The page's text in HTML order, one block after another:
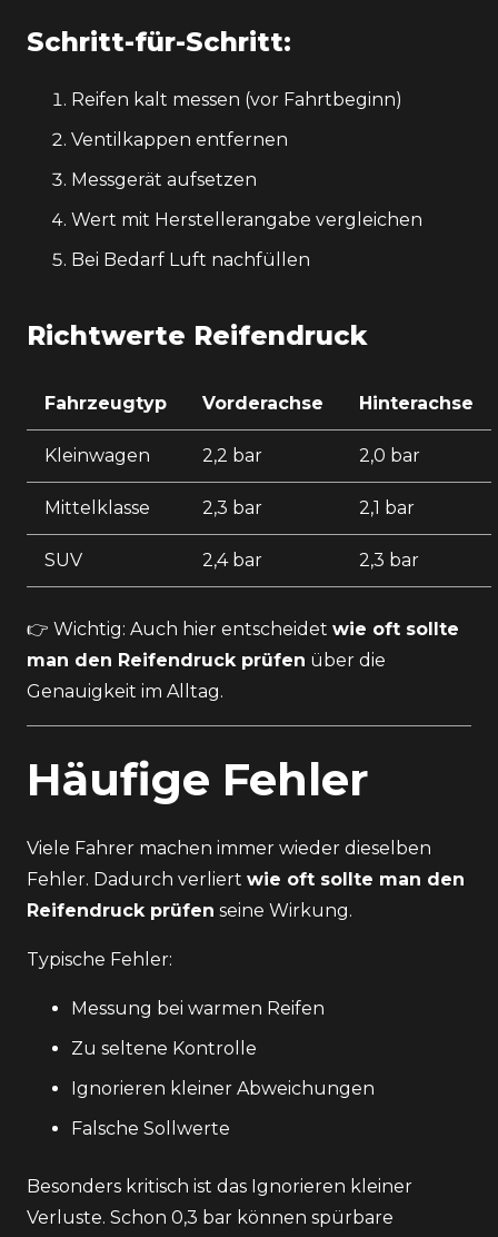
Schritt-für-Schritt:
Reifen kalt messen (vor Fahrtbeginn)
Ventilkappen entfernen
Messgerät aufsetzen
Wert mit Herstellerangabe vergleichen
Bei Bedarf Luft nachfüllen
Richtwerte Reifendruck
Fahrzeugtyp Vorderachse Hinterachse
Kleinwagen 2,2 bar 2,0 bar
Mittelklasse 2,3 bar 2,1 bar
SUV 2,4 bar 2,3 bar
👉 Wichtig: Auch hier entscheidet wie oft sollte
man den Reifendruck prüfen über die
Genauigkeit im Alltag.
Häufige Fehler
Viele Fahrer machen immer wieder dieselben
Fehler. Dadurch verliert wie oft sollte man den
Reifendruck prüfen seine Wirkung.
Typische Fehler:
Messung bei warmen Reifen
Zu seltene Kontrolle
Ignorieren kleiner Abweichungen
Falsche Sollwerte
Besonders kritisch ist das Ignorieren kleiner
Verluste. Schon 0,3 bar können spürbare